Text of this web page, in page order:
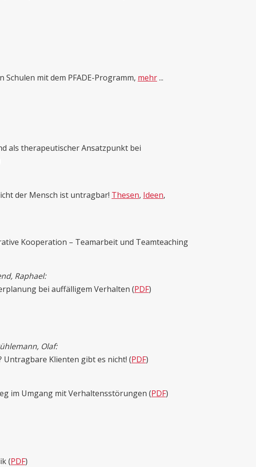
mit dem PFADE-Programm, mehr...
als therapeutischer Ansatzpunkt bei
der Mensch ist untragbar! Thesen, Ideen,
Kooperation – Teamarbeit und Teamteaching
Raphael:
bei auffälligem Verhalten (PDF)
Olaf:
Klienten gibt es nicht! (PDF)
im Umgang mit Verhaltensstörungen (PDF)
(PDF)